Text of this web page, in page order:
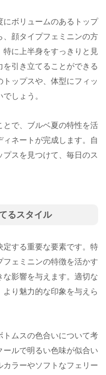
にボリュームのあるトップ
、顔タイプフェミニンの方
に上半身をすっきりと見
引き立てることができる
ップスや、体型にフィッ
しょう。
とで、ブルベ夏の特性を活
ネートが完成します。自
スを見つけて、毎日のス
るスタイル
定する重要な要素です。特
ェミニンの特徴を活かす
影響を与えます。適切な
り魅力的な印象を与えら
トムスの色合いについて考
ールで明るい色味が似合い
ラーやソフトなフェリー